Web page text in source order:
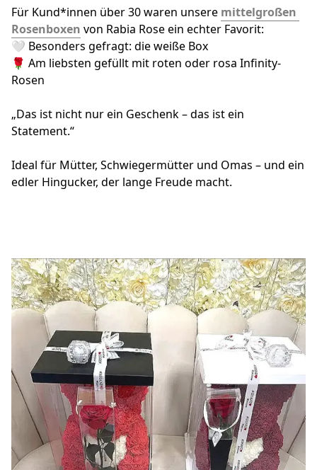
Für Kund*innen über 30 waren unsere mittelgroßen
Rosenboxen von Rabia Rose ein echter Favorit:
🤍 Besonders gefragt: die weiße Box
🌹 Am liebsten gefüllt mit roten oder rosa Infinity-
Rosen
„Das ist nicht nur ein Geschenk – das ist ein
Statement.“
Ideal für Mütter, Schwiegermütter und Omas – und ein
edler Hingucker, der lange Freude macht.